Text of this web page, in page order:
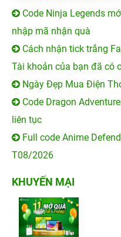
Code Ninja Legends
nhập mã nhận quà
Cách nhận tick trắng
Tài khoản của bạn đã có
Ngày Đẹp Mua Điện
Code Dragon
liên tục
Full code Anime
T08/2026
KHUYẾN MẠI